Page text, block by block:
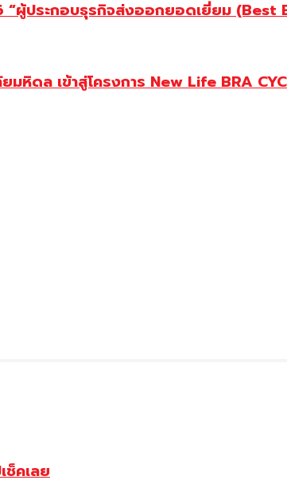
ผู้ประกอบธุรกิจส่งออกยอดเยี่ยม
หิดล เข้าสู่โครงการ New Life BRA
ช็คเลย